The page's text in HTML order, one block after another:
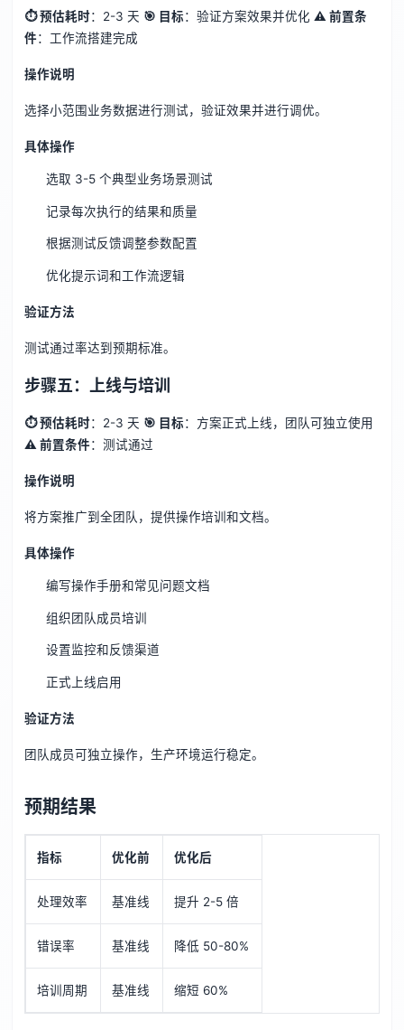
⏱ 预估耗时：2-3 天 🎯 目标：验证方案效果并优化 ⚠️ 前置条
件：工作流搭建完成
操作说明
选择小范围业务数据进行测试，验证效果并进行调优。
具体操作
选取 3-5 个典型业务场景测试
记录每次执行的结果和质量
根据测试反馈调整参数配置
优化提示词和工作流逻辑
验证方法
测试通过率达到预期标准。
步骤五：上线与培训
⏱ 预估耗时：2-3 天 🎯 目标：方案正式上线，团队可独立使用
⚠️ 前置条件：测试通过
操作说明
将方案推广到全团队，提供操作培训和文档。
具体操作
编写操作手册和常见问题文档
组织团队成员培训
设置监控和反馈渠道
正式上线启用
验证方法
团队成员可独立操作，生产环境运行稳定。
预期结果
指标 优化前 优化后
处理效率 基准线 提升 2-5 倍
错误率 基准线 降低 50-80%
培训周期 基准线 缩短 60%